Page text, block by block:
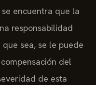
encuentra que la
responsabilidad
sea, se le puede
del
de esta